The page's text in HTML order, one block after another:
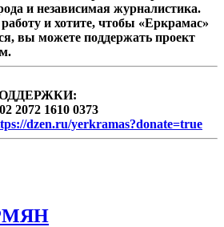
РФ и учёные
проявления
предотвращения.
и независимая журналистика.
и хотите, чтобы «Еркрамас»
вы можете поддержать проект
2072 1610 0373
dzen.ru/yerkramas?donate=true